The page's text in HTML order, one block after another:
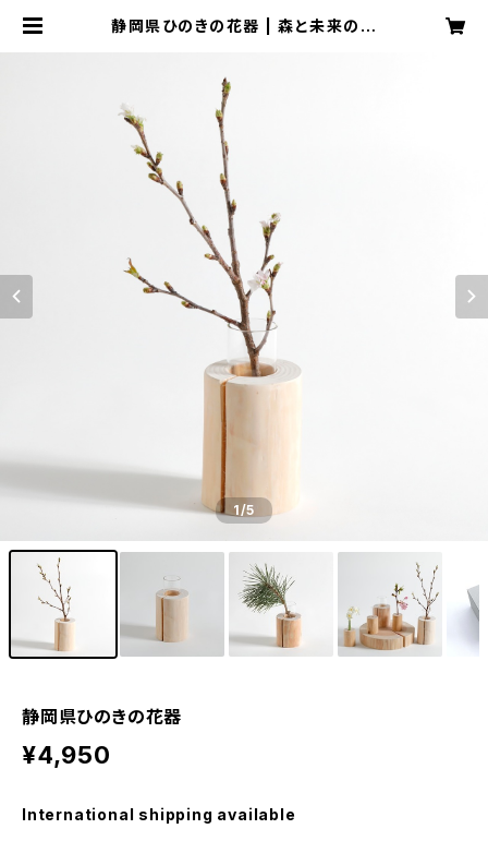
静岡県ひのきの花器 | 森と未来の研
1/5
静岡県ひのきの花器
¥4,950
International shipping available